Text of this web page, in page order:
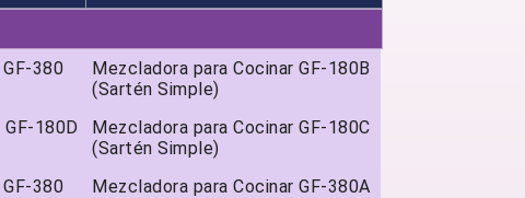
380
Mezcladora para Cocinar GF-180B
(Sartén Simple)
180D
Mezcladora para Cocinar GF-180C
(Sartén Simple)
380
Mezcladora para Cocinar GF-380A